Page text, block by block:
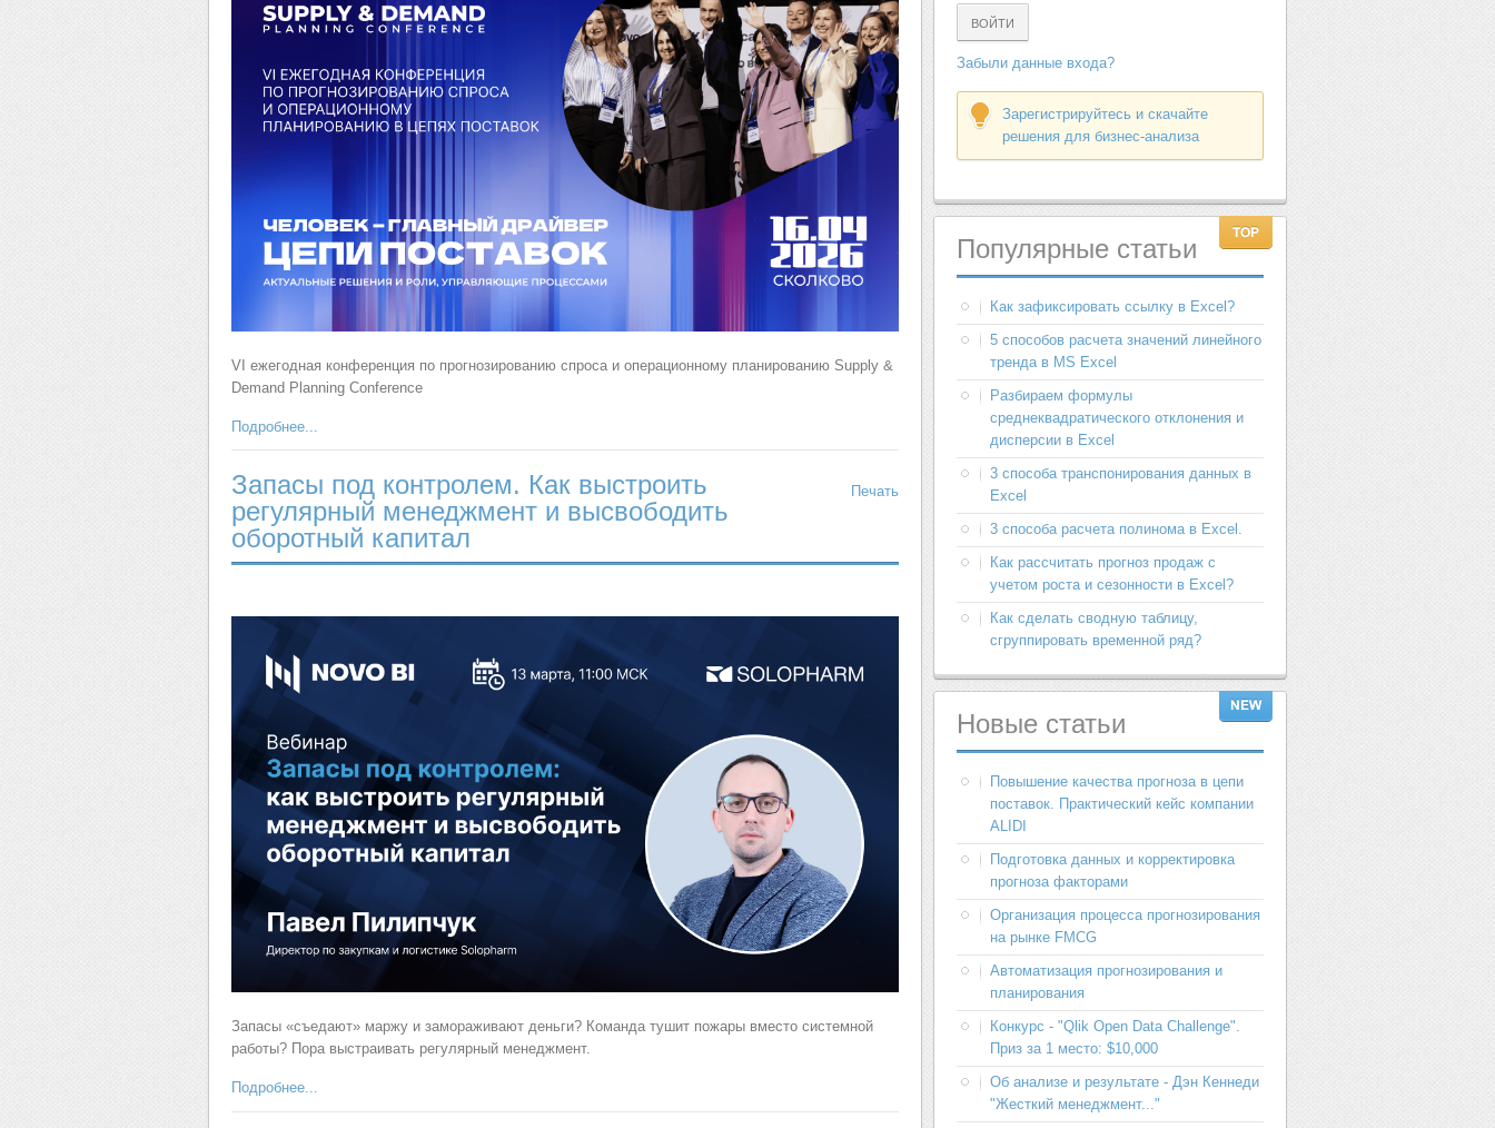
VI ежегодная конференция по прогнозированию спроса и операционному планированию Supply &
Demand Planning Conference
Подробнее...
Печать
Запасы под контролем. Как выстроить
регулярный менеджмент и высвободить
оборотный капитал
Запасы «съедают» маржу и замораживают деньги? Команда тушит пожары вместо системной
работы? Пора выстраивать регулярный менеджмент.
Подробнее...
ВОЙТИ
Забыли данные входа?
Зарегистрируйтесь и скачайте
решения для бизнес-анализа
Популярные статьи
Как зафиксировать ссылку в Excel?
5 способов расчета значений линейного
тренда в MS Excel
Разбираем формулы
среднеквадратического отклонения и
дисперсии в Excel
3 способа транспонирования данных в
Excel
3 способа расчета полинома в Excel.
Как рассчитать прогноз продаж с
учетом роста и сезонности в Excel?
Как сделать сводную таблицу,
сгруппировать временной ряд?
Новые статьи
Повышение качества прогноза в цепи
поставок. Практический кейс компании
ALIDI
Подготовка данных и корректировка
прогноза факторами
Организация процесса прогнозирования
на рынке FMCG
Автоматизация прогнозирования и
планирования
Конкурс - "Qlik Open Data Challenge".
Приз за 1 место: $10,000
Об анализе и результате - Дэн Кеннеди
"Жесткий менеджмент..."